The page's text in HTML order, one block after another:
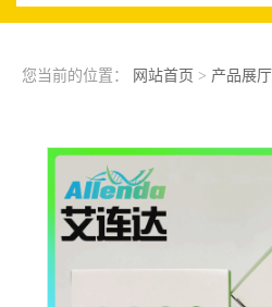
您当前的位置： 网站首页 > 产品展厅